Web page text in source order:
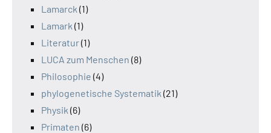
Lamarck (1)
Lamark (1)
Literatur(1)
LUCA zum Menschen (8)
Philosophie (4)
phylogenetische Systematik (21)
Physik (6)
Primaten (6)